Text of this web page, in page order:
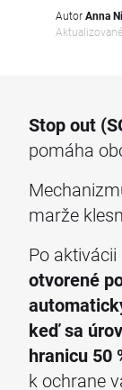
AutorAnna
Stop out
pomáha
marže
Po
otvorené
keď sa
hranicu 50
k ochrane